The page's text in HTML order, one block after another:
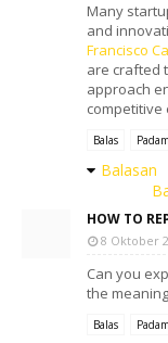
Many
and
Francisco
are crafted
approach
competitive
Balas Padam
Balasan
HOW TO
8 Oktober
Can you
the
Balas Padam